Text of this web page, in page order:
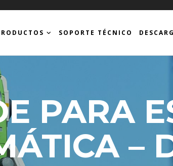
SOPORTE TÉCNICO
PARA
–